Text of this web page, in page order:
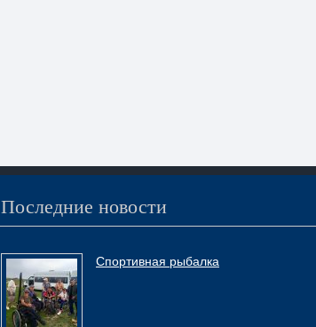
Последние новости
Спортивная рыбалка